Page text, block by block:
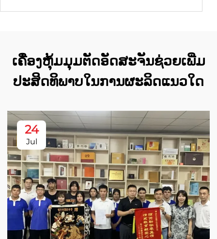
ເຄື່ອງຫຸ້ມມຸມຕັດອັດສະຈັນຊ່ວຍເພີ່ມ
ປະສິດທິພາບໃນການຜະລິດແນວໃດ
24
Jul